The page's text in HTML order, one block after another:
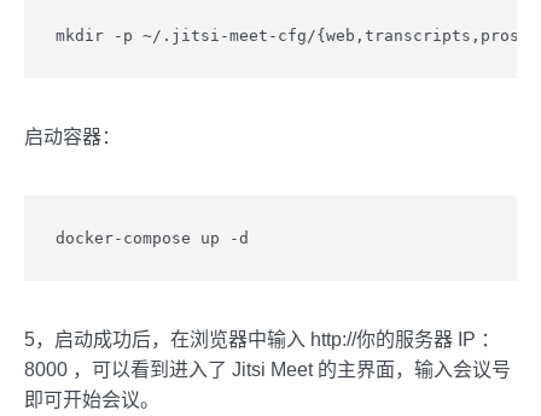
mkdir -p ~/.jitsi-meet-cfg/
启动容器：
docker-compose up -d
5，启动成功后，在浏览器中输入 http://你的服务器 IP ：
8000 ，可以看到进入了 Jitsi Meet 的主界面，输入会议号
即可开始会议。